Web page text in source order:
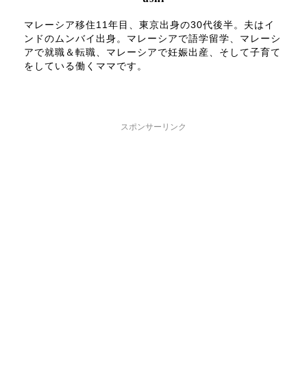
マレーシア移住11年目、東京出身の30代後半。夫はイ
ンドのムンバイ出身。マレーシアで語学留学、マレーシ
アで就職＆転職、マレーシアで妊娠出産、そして子育て
をしている働くママです。
スポンサーリンク